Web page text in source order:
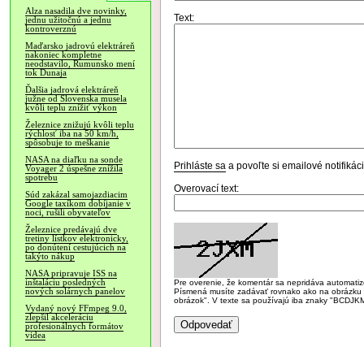
Alza nasadila dve novinky,
jednu užitočnú a jednu
kontroverznú
Maďarsko jadrovú elektráreň
nakoniec kompletne
neodstavilo, Rumunsko mení
tok Dunaja
Ďalšia jadrová elektráreň
južne od Slovenska musela
kvôli teplu znížiť výkon
Železnice znižujú kvôli teplu
rýchlosť iba na 50 km/h,
spôsobuje to meškanie
NASA na diaľku na sonde
Voyager 2 úspešne znížila
spotrebu
Súd zakázal samojazdiacim
Google taxíkom dobíjanie v
noci, rušili obyvateľov
Železnice predávajú dve
tretiny lístkov elektronicky,
po donútení cestujúcich na
takýto nákup
NASA pripravuje ISS na
inštaláciu posledných
nových solárnych panelov
Vydaný nový FFmpeg 9.0,
zlepšil akceleráciu
profesionálnych formátov
videa
Text:
Prihláste sa a povoľte si emailové
Overovací text:
Pre overenie, že komentár sa nepridáva
Písmená musíte zadávať rovnako ako na
obrázok". V texte sa používajú iba znaky